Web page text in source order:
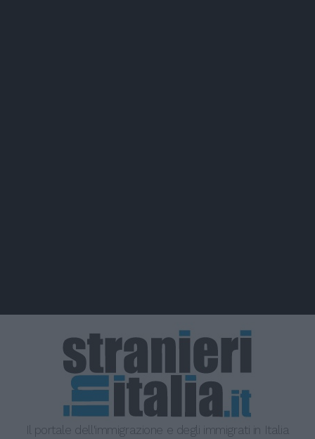
Il portale dell'immigrazione e degli immigrati in Italia